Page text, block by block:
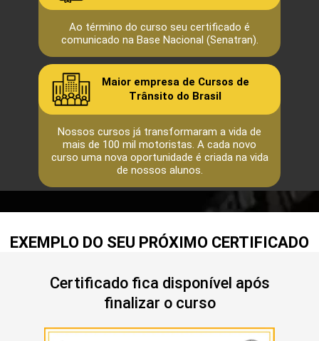
Ao término do curso seu certificado é
comunicado na Base Nacional (Senatran).
Maior empresa de Cursos de
Trânsito do Brasil
Nossos cursos já transformaram a vida de
mais de 100 mil motoristas. A cada novo
curso uma nova oportunidade é criada na vida
de nossos alunos.
EXEMPLO DO SEU PRÓXIMO CERTIFICADO
Certificado fica disponível após
finalizar o curso